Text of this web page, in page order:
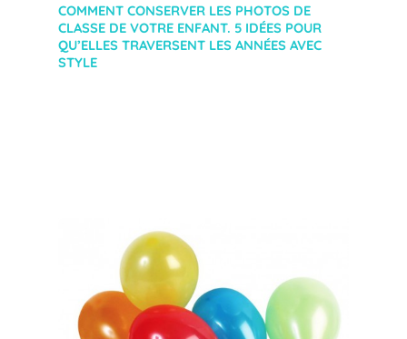
COMMENT CONSERVER LES PHOTOS DE
CLASSE DE VOTRE ENFANT. 5 IDÉES POUR
QU’ELLES TRAVERSENT LES ANNÉES AVEC
STYLE